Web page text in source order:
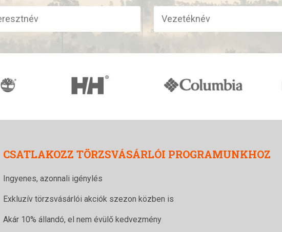
CSATLAKOZZ TÖRZSVÁSÁRLÓI PROGRAMUNKHOZ
Ingyenes, azonnali igénylés
Exkluzív törzsvásárlói akciók szezon közben is
Akár 10% állandó, el nem évülő kedvezmény